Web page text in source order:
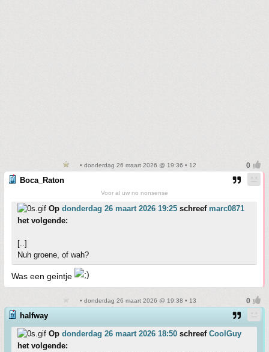
• donderdag 26 maart 2026 @ 19:36 • 12
Boca_Raton
Voor al uw no nonsense
Op donderdag 26 maart 2026 19:25 schreef marc0871
het volgende:
[..]
Nuh groene, of wah?
Was een geintje
• donderdag 26 maart 2026 @ 19:38 • 13
halfway
Op donderdag 26 maart 2026 18:50 schreef CoolGuy
het volgende: